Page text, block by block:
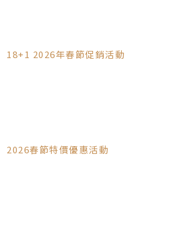
18+1 2026年春節促銷活動
2026春節特價優惠活動